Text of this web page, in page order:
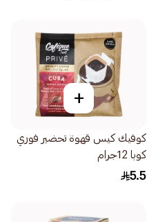
+
كوفيك كيس قهوة تحضير فوري
كوبا 12جرام
5.5